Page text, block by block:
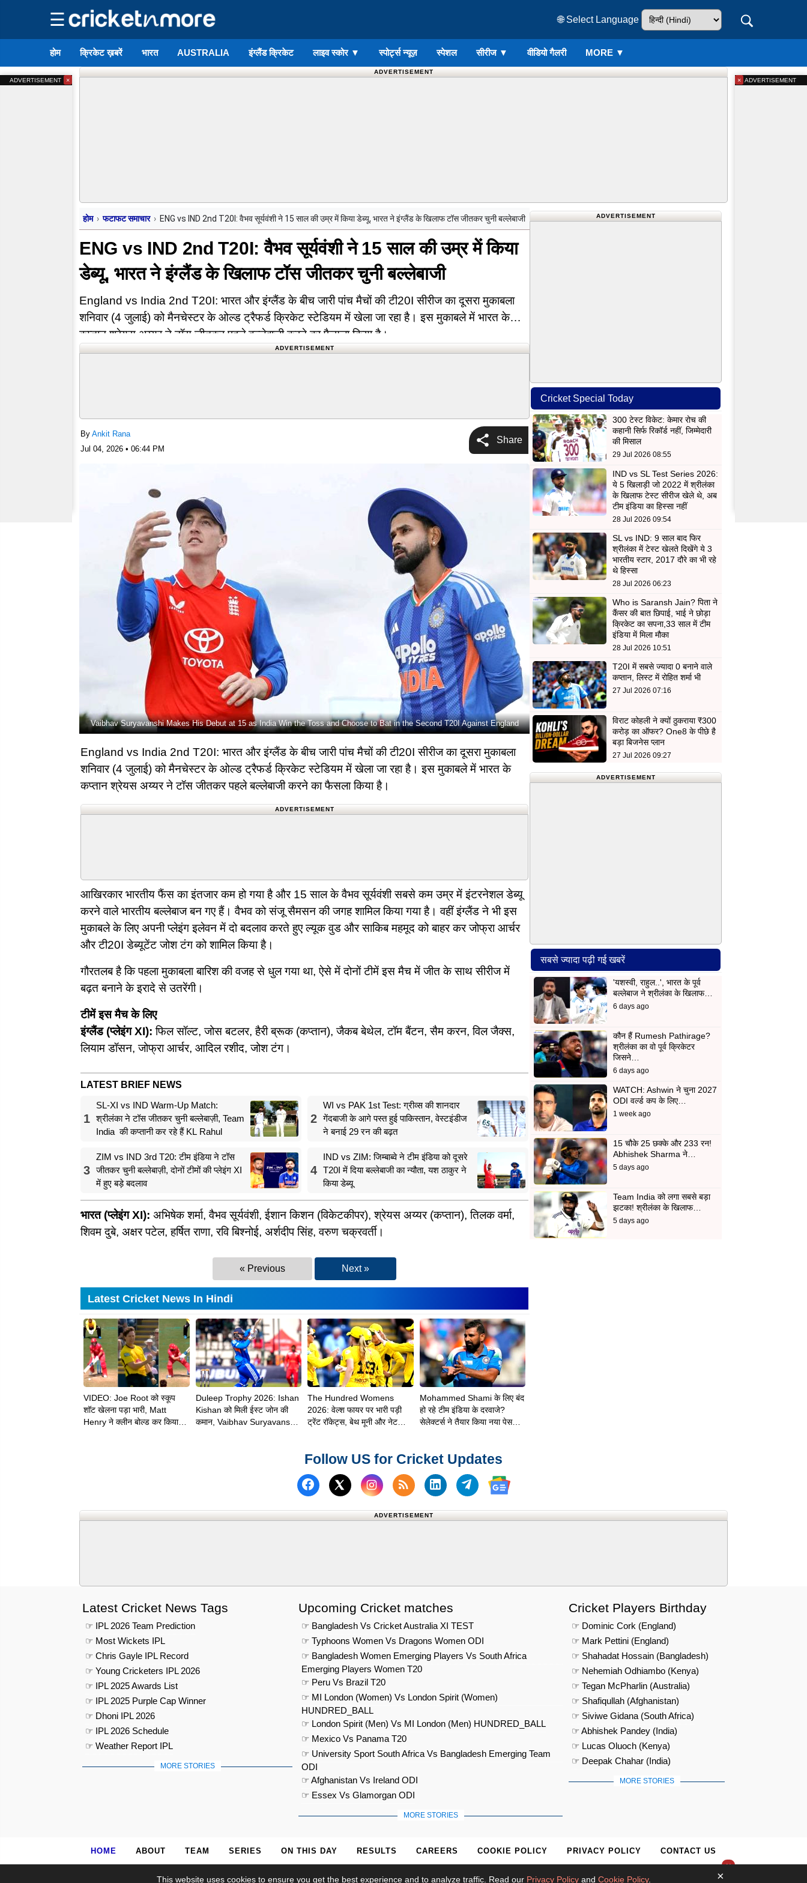
☰ 🌐 Select Language
होम क्रिकेट ख़बरें भारत AUSTRALIA इंग्लैंड क्रिकेट लाइव स्कोर ▼ स्पोर्ट्स न्यूज़ स्पेशल सीरीज ▼ वीडियो गैलरी MORE ▼
ADVERTISEMENT
होम फटाफट समाचार ENG vs IND 2nd T20I: वैभव सूर्यवंशी ने 15 साल की उम्र में किया डेब्यू, भारत ने इंग्लैंड के खिलाफ टॉस जीतकर चुनी बल्लेबाजी
ENG vs IND 2nd T20I: वैभव सूर्यवंशी ने 15 साल की उम्र में किया
डेब्यू, भारत ने इंग्लैंड के खिलाफ टॉस जीतकर चुनी बल्लेबाजी
England vs India 2nd T20I: भारत और इंग्लैंड के बीच जारी पांच मैचों की टी20I सीरीज का दूसरा मुकाबला
शनिवार (4 जुलाई) को मैनचेस्टर के ओल्ड ट्रैफर्ड क्रिकेट स्टेडियम में खेला जा रहा है। इस मुकाबले में भारत के
कप्तान श्रेयस अय्यर ने टॉस जीतकर पहले बल्लेबाजी करने का फैसला किया है।
… ADVERTISEMENT
By Ankit Rana
Jul 04, 2026 • 06:44 PM
Share
Vaibhav Suryavanshi Makes His Debut at 15 as India Win the Toss and Choose to Bat in the Second T20I Against England
England vs India 2nd T20I: भारत और इंग्लैंड के बीच जारी पांच मैचों की टी20I सीरीज का दूसरा मुकाबला
शनिवार (4 जुलाई) को मैनचेस्टर के ओल्ड ट्रैफर्ड क्रिकेट स्टेडियम में खेला जा रहा है। इस मुकाबले में भारत के
कप्तान श्रेयस अय्यर ने टॉस जीतकर पहले बल्लेबाजी करने का फैसला किया है।
ADVERTISEMENT
आखिरकार भारतीय फैंस का इंतजार कम हो गया है और 15 साल के वैभव सूर्यवंशी सबसे कम उम्र में इंटरनेशल डेब्यू
करने वाले भारतीय बल्लेबाज बन गए हैं। वैभव को संजू सैमसन की जगह शामिल किया गया है। वहीं इंग्लैंड ने भी इस
मुकाबले के लिए अपनी प्लेइंग इलेवन में दो बदलाव करते हुए ल्यूक वुड और साकिब महमूद को बाहर कर जोफ्रा आर्चर
और टी20I डेब्यूटेंट जोश टंग को शामिल किया है।
गौरतलब है कि पहला मुकाबला बारिश की वजह से धुल गया था, ऐसे में दोनों टीमें इस मैच में जीत के साथ सीरीज में
बढ़त बनाने के इरादे से उतरेंगी।
टीमें इस मैच के लिए
इंग्लैंड (प्लेइंग XI): फिल सॉल्ट, जोस बटलर, हैरी ब्रूक (कप्तान), जैकब बेथेल, टॉम बैंटन, सैम करन, विल जैक्स,
लियाम डॉसन, जोफ्रा आर्चर, आदिल रशीद, जोश टंग।
LATEST BRIEF NEWS
1
SL-XI vs IND Warm-Up Match:
श्रीलंका ने टॉस जीतकर चुनी बल्लेबाज़ी, Team
India की कप्तानी कर रहे हैं KL Rahul
2
WI vs PAK 1st Test: ग्रीव्स की शानदार
गेंदबाजी के आगे पस्त हुई पाकिस्तान, वेस्टइंडीज
ने बनाई 29 रन की बढ़त
3
ZIM vs IND 3rd T20: टीम इंडिया ने टॉस
जीतकर चुनी बल्लेबाज़ी, दोनों टीमों की प्लेइंग XI
में हुए बड़े बदलाव
4
IND vs ZIM: जिम्बाब्वे ने टीम इंडिया को दूसरे
T20I में दिया बल्लेबाजी का न्यौता, यश ठाकुर ने
किया डेब्यू
भारत (प्लेइंग XI): अभिषेक शर्मा, वैभव सूर्यवंशी, ईशान किशन (विकेटकीपर), श्रेयस अय्यर (कप्तान), तिलक वर्मा,
शिवम दुबे, अक्षर पटेल, हर्षित राणा, रवि बिश्नोई, अर्शदीप सिंह, वरुण चक्रवर्ती।
« Previous Next »
Latest Cricket News In Hindi
VIDEO: Joe Root को स्कूप
शॉट खेलना पड़ा भारी, Matt
Henry ने क्लीन बोल्ड कर किया
Duleep Trophy 2026: Ishan
Kishan को मिली ईस्ट जोन की
कमान, Vaibhav Suryavanshi
The Hundred Womens
2026: वेल्श फायर पर भारी पड़ी
ट्रेंट रॉकेट्स, बेथ मूनी और नेट
Mohammed Shami के लिए बंद
हो रहे टीम इंडिया के दरवाजे?
सेलेक्टर्स ने तैयार किया नया पेस
ADVERTISEMENT
Cricket Special Today
300 टेस्ट विकेट: केमार रोच की
कहानी सिर्फ रिकॉर्ड नहीं, जिम्मेदारी
की मिसाल
29 Jul 2026 08:55
IND vs SL Test Series 2026:
ये 5 खिलाड़ी जो 2022 में श्रीलंका
के खिलाफ टेस्ट सीरीज खेले थे, अब
टीम इंडिया का हिस्सा नहीं
28 Jul 2026 09:54
SL vs IND: 9 साल बाद फिर
श्रीलंका में टेस्ट खेलते दिखेंगे ये 3
भारतीय स्टार, 2017 दौरे का भी रहे
थे हिस्सा
28 Jul 2026 06:23
Who is Saransh Jain? पिता ने
कैंसर की बात छिपाई, भाई ने छोड़ा
क्रिकेट का सपना,33 साल में टीम
इंडिया में मिला मौका
28 Jul 2026 10:51
T20I में सबसे ज्यादा 0 बनाने वाले
कप्तान, लिस्ट में रोहित शर्मा भी
27 Jul 2026 07:16
विराट कोहली ने क्यों ठुकराया ₹300
करोड़ का ऑफर? One8 के पीछे है
बड़ा बिजनेस प्लान
27 Jul 2026 09:27
ADVERTISEMENT
सबसे ज्यादा पढ़ी गई खबरें
'यशस्वी, राहुल..', भारत के पूर्व
बल्लेबाज ने श्रीलंका के खिलाफ…
6 days ago
कौन हैं Rumesh Pathirage?
श्रीलंका का वो पूर्व क्रिकेटर
जिसने…
6 days ago
WATCH: Ashwin ने चुना 2027
ODI वर्ल्ड कप के लिए…
1 week ago
15 चौके 25 छक्के और 233 रन!
Abhishek Sharma ने…
5 days ago
Team India को लगा सबसे बड़ा
झटका! श्रीलंका के खिलाफ…
5 days ago
Follow US for Cricket Updates
Follow us on Facebook
Follow us on X (Twitter)
Subscribe to our RSS Feed
Follow us on LinkedIn
Follow us on Telegram
Follow us on Google News
ADVERTISEMENT
Latest Cricket News Tags
☞ IPL 2026 Team Prediction
☞ Most Wickets IPL
☞ Chris Gayle IPL Record
☞ Young Cricketers IPL 2026
☞ IPL 2025 Awards List
☞ IPL 2025 Purple Cap Winner
☞ Dhoni IPL 2026
☞ IPL 2026 Schedule
☞ Weather Report IPL
MORE STORIES
Upcoming Cricket matches
☞ Bangladesh Vs Cricket Australia XI TEST
☞ Typhoons Women Vs Dragons Women ODI
☞ Bangladesh Women Emerging Players Vs South Africa
Emerging Players Women T20
☞ Peru Vs Brazil T20
☞ MI London (Women) Vs London Spirit (Women)
HUNDRED_BALL
☞ London Spirit (Men) Vs MI London (Men) HUNDRED_BALL
☞ Mexico Vs Panama T20
☞ University Sport South Africa Vs Bangladesh Emerging Team
ODI
☞ Afghanistan Vs Ireland ODI
☞ Essex Vs Glamorgan ODI
MORE STORIES
Cricket Players Birthday
☞ Dominic Cork (England)
☞ Mark Pettini (England)
☞ Shahadat Hossain (Bangladesh)
☞ Nehemiah Odhiambo (Kenya)
☞ Tegan McPharlin (Australia)
☞ Shafiqullah (Afghanistan)
☞ Siviwe Gidana (South Africa)
☞ Abhishek Pandey (India)
☞ Lucas Oluoch (Kenya)
☞ Deepak Chahar (India)
MORE STORIES
HOME ABOUT TEAM SERIES ON THIS DAY RESULTS CAREERS COOKIE POLICY PRIVACY POLICY CONTACT US
ADVERTISEMENT × ADVERTISEMENT
×
×
×
This website uses cookies to ensure you get the best experience and to analyze traffic. Read our Privacy Policyand Cookie Policy.